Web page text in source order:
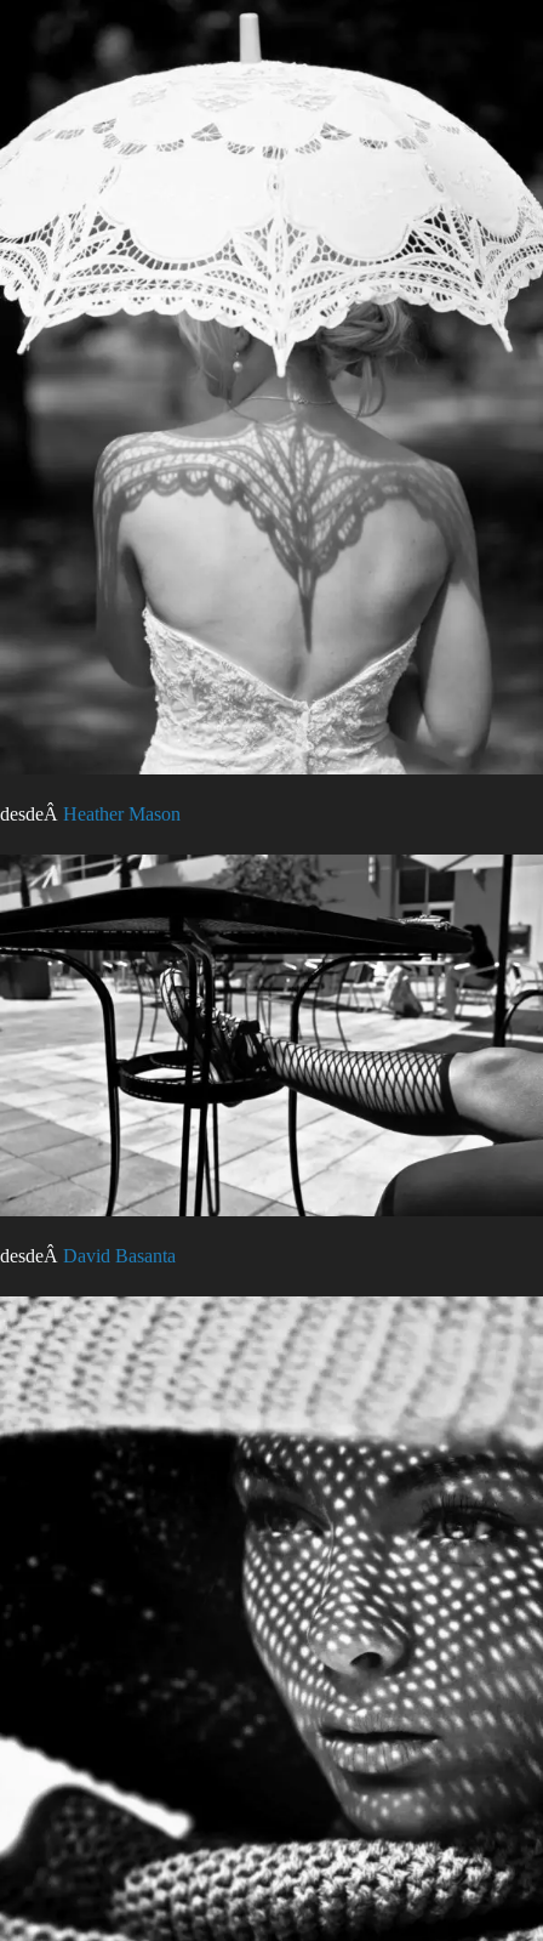
desdeÂ Heather Mason
desdeÂ David Basanta